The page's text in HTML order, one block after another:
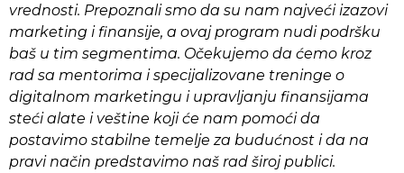
vrednosti. Prepoznali smo da su nam najveći izazovi
marketing i finansije, a ovaj program nudi podršku
baš u tim segmentima. Očekujemo da ćemo kroz
rad sa mentorima i specijalizovane treninge o
digitalnom marketingu i upravljanju finansijama
steći alate i veštine koji će nam pomoći da
postavimo stabilne temelje za budućnost i da na
pravi način predstavimo naš rad široj publici.